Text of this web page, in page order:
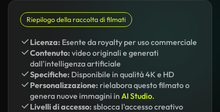
Riepilogo della raccolta di filmati
Licenza: Esente da royalty per uso commerciale
Contenuto: video originali e generati
dall'intelligenza artificiale
Specifiche: Disponibile in qualità 4K e HD
Personalizzazione: rielabora questo filmato o
genera nuove immagini in AI Studio.
Livelli di accesso: sblocca l'accesso creativo